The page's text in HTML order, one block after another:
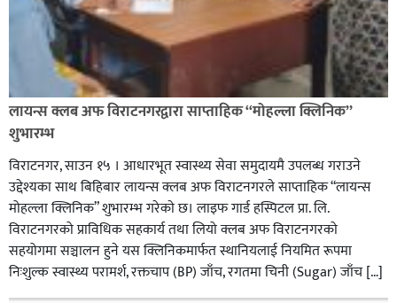
लायन्स क्लब अफ विराटनगरद्वारा साप्ताहिक “मोहल्ला क्लिनिक”
शुभारम्भ
विराटनगर, साउन १५ । आधारभूत स्वास्थ्य सेवा समुदायमै उपलब्ध गराउने
उद्देश्यका साथ बिहिबार लायन्स क्लब अफ विराटनगरले साप्ताहिक “लायन्स
मोहल्ला क्लिनिक” शुभारम्भ गरेकाे छ। लाइफ गार्ड हस्पिटल प्रा. लि.
विराटनगरको प्राविधिक सहकार्य तथा लियो क्लब अफ विराटनगरको
सहयोगमा सञ्चालन हुने यस क्लिनिकमार्फत स्थानियलाई नियमित रूपमा
निःशुल्क स्वास्थ्य परामर्श, रक्तचाप (BP) जाँच, रगतमा चिनी (Sugar) जाँच […]